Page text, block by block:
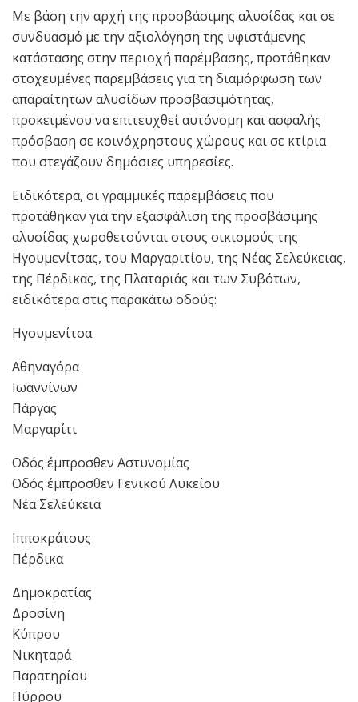
Με βάση την αρχή της προσβάσιμης αλυσίδας και σε
συνδυασμό με την αξιολόγηση της υφιστάμενης
κατάστασης στην περιοχή παρέμβασης, προτάθηκαν
στοχευμένες παρεμβάσεις για τη διαμόρφωση των
απαραίτητων αλυσίδων προσβασιμότητας,
προκειμένου να επιτευχθεί αυτόνομη και ασφαλής
πρόσβαση σε κοινόχρηστους χώρους και σε κτίρια
που στεγάζουν δημόσιες υπηρεσίες.
Ειδικότερα, οι γραμμικές παρεμβάσεις που
προτάθηκαν για την εξασφάλιση της προσβάσιμης
αλυσίδας χωροθετούνται στους οικισμούς της
Ηγουμενίτσας, του Μαργαριτίου, της Νέας Σελεύκειας,
της Πέρδικας, της Πλαταριάς και των Συβότων,
ειδικότερα στις παρακάτω οδούς:
Ηγουμενίτσα
Αθηναγόρα
Ιωαννίνων
Πάργας
Μαργαρίτι
Οδός έμπροσθεν Αστυνομίας
Οδός έμπροσθεν Γενικού Λυκείου
Νέα Σελεύκεια
Ιπποκράτους
Πέρδικα
Δημοκρατίας
Δροσίνη
Κύπρου
Νικηταρά
Παρατηρίου
Πύρρου